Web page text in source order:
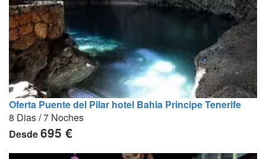
Oferta Puente del Pilar hotel Bahia Principe Tenerife
8 Dias / 7 Noches
Desde695 €